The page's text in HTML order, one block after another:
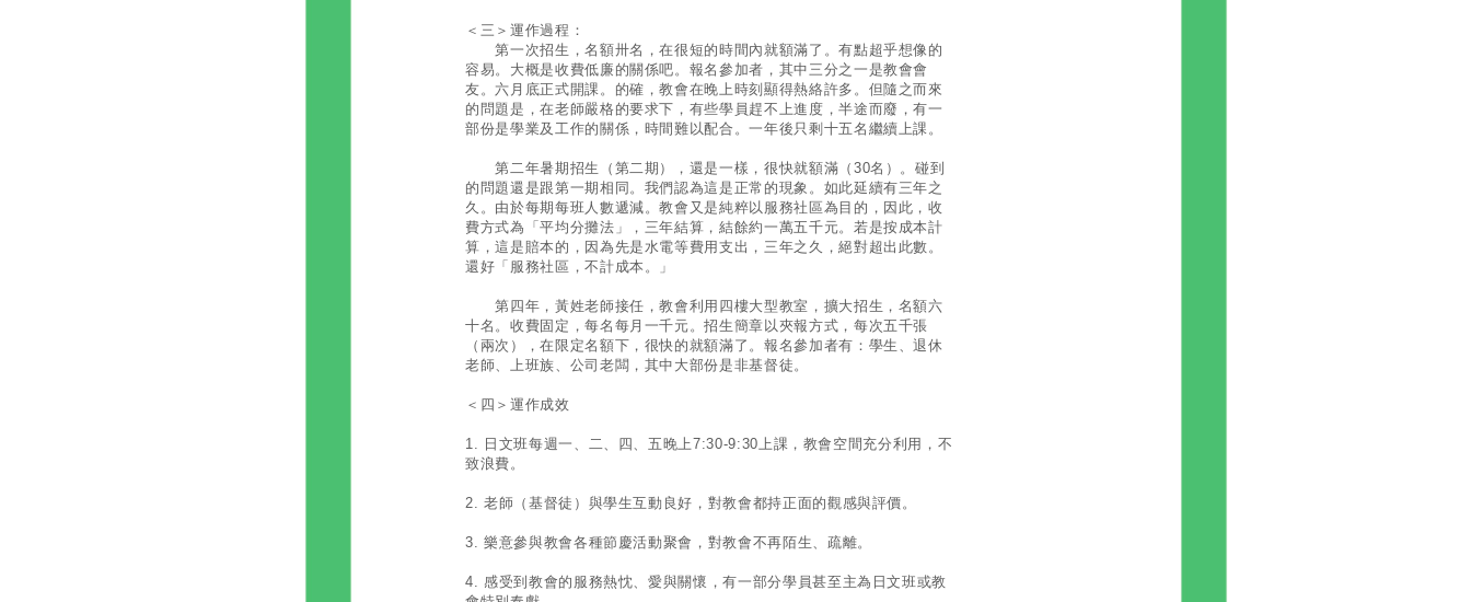
＜三＞運作過程：
第一次招生，名額卅名，在很短的時間內就額滿了。有點超乎想像的
容易。大概是收費低廉的關係吧。報名參加者，其中三分之一是教會會
友。六月底正式開課。的確，教會在晚上時刻顯得熱絡許多。但隨之而來
的問題是，在老師嚴格的要求下，有些學員趕不上進度，半途而廢，有一
部份是學業及工作的關係，時間難以配合。一年後只剩十五名繼續上課。
第二年暑期招生（第二期），還是一樣，很快就額滿（30名）。碰到
的問題還是跟第一期相同。我們認為這是正常的現象。如此延續有三年之
久。由於每期每班人數遞減。教會又是純粹以服務社區為目的，因此，收
費方式為「平均分攤法」，三年結算，結餘約一萬五千元。若是按成本計
算，這是賠本的，因為先是水電等費用支出，三年之久，絕對超出此數。
還好「服務社區，不計成本。」
第四年，黃姓老師接任，教會利用四樓大型教室，擴大招生，名額六
十名。收費固定，每名每月一千元。招生簡章以夾報方式，每次五千張
（兩次），在限定名額下，很快的就額滿了。報名參加者有：學生、退休
老師、上班族、公司老闆，其中大部份是非基督徒。
＜四＞運作成效
1. 日文班每週一、二、四、五晚上7:30-9:30上課，教會空間充分利用，不
致浪費。
2. 老師（基督徒）與學生互動良好，對教會都持正面的觀感與評價。
3. 樂意參與教會各種節慶活動聚會，對教會不再陌生、疏離。
4. 感受到教會的服務熱忱、愛與關懷，有一部分學員甚至主為日文班或教